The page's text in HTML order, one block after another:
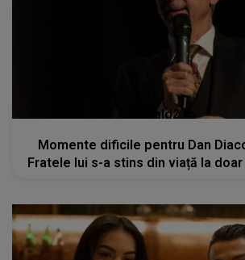
kanald2.ro
Momente dificile pentru Dan
Fratele lui s-a stins din viață la doar